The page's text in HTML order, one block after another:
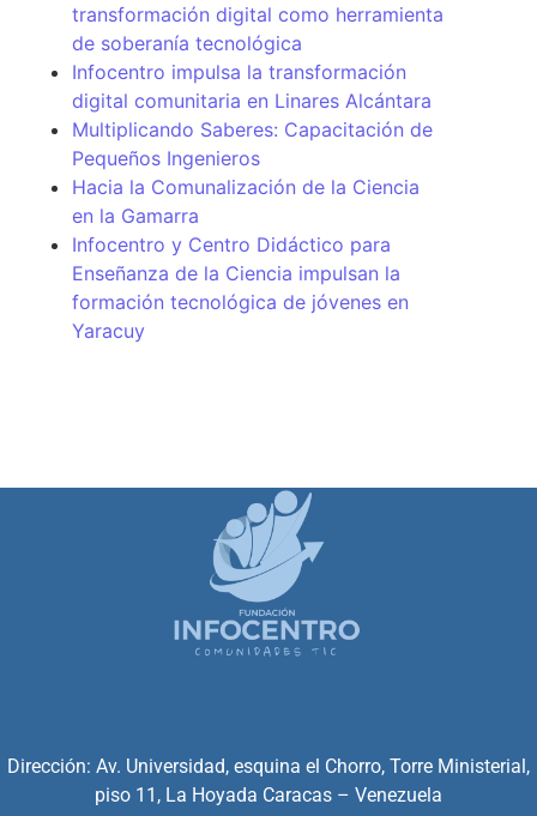
transformación digital como herramienta
de soberanía tecnológica
Infocentro impulsa la transformación
digital comunitaria en Linares Alcántara
Multiplicando Saberes: Capacitación de
Pequeños Ingenieros
Hacia la Comunalización de la Ciencia
en la Gamarra
Infocentro y Centro Didáctico para
Enseñanza de la Ciencia impulsan la
formación tecnológica de jóvenes en
Yaracuy
Dirección: Av. Universidad, esquina el Chorro, Torre Ministerial,
piso 11, La Hoyada Caracas – Venezuela